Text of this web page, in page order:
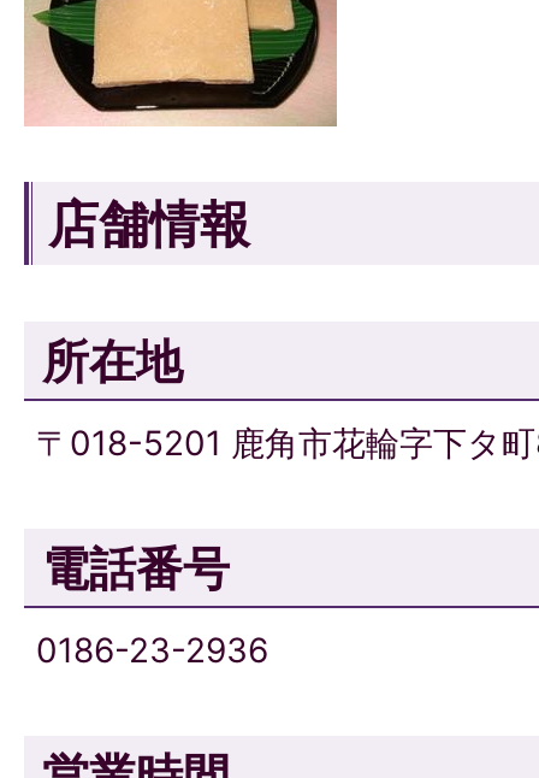
店舗情報
所在地
〒018-5201 鹿角市花輪字下タ
電話番号
0186-23-2936